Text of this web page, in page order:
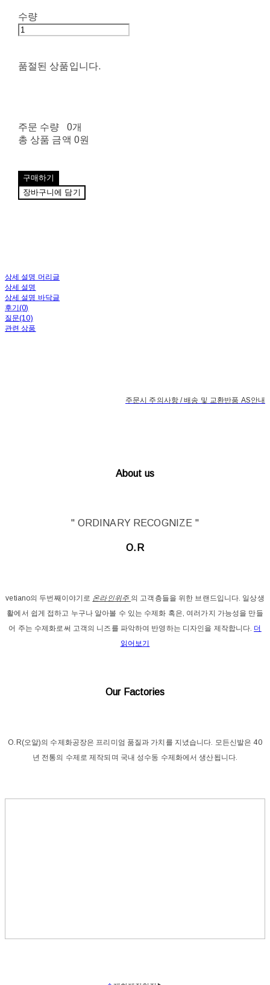
수량
품절된 상품입니다.
주문 수량
0개
총 상품 금액 0원
구매하기
장바구니에 담기
상세 설명 머리글
상세 설명
상세 설명 바닥글
후기(0)
질문(10)
관련 상품
주문시 주의사항 / 배송 및 교환반품 AS안내
About us
" ORDINARY RECOGNIZE "
O.R
vetiano의 두번째이야기로 온라인위주 의 고객층들을 위한 브랜드입니다. 일상생
활에서 쉽게 접하고 누구나 알아볼 수 있는 수제화 혹은, 여러가지 가능성을 만들
어 주는 수제화로써 고객의 니즈를 파악하여 반영하는 디자인을 제작합니다. 더
읽어보기
Our Factories
O.R(오알)의 수제화공장은 프리미엄 품질과 가치를 지녔습니다. 모든신발은 40
년 전통의 수제로 제작되며 국내 성수동 수제화에서 생산됩니다.